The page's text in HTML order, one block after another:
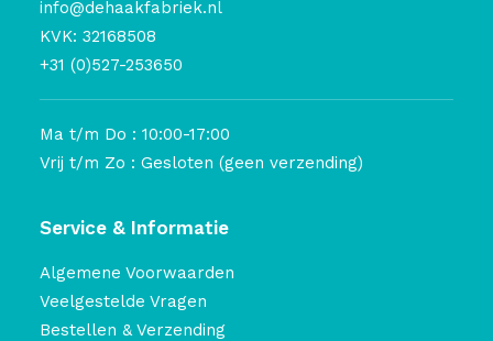
info@dehaakfabriek.nl
KVK: 32168508
+31 (0)527-253650
Ma t/m Do : 10:00-17:00
Vrij t/m Zo : Gesloten (geen verzending)
Service & Informatie
Algemene Voorwaarden
Veelgestelde Vragen
Bestellen & Verzending